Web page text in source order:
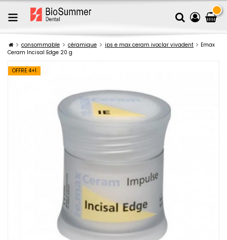
consommable céramique ips e max ceram ivoclar vivadent
Emax
Ceram Incisal Edge 20 g
OFFRE 4+1